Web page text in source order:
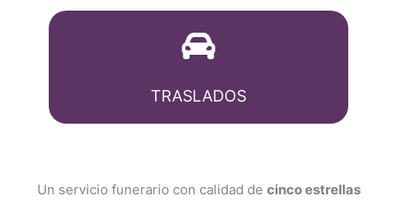
TRASLADOS
Un servicio funerario con calidad de cinco estrellas